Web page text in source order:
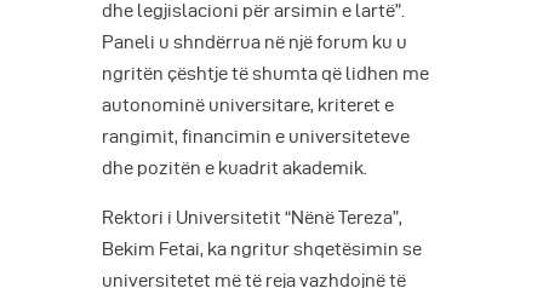
dhe legjislacioni për arsimin e lartë”.
Paneli u shndërrua në një forum ku u
ngritën çështje të shumta që lidhen me
autonominë universitare, kriteret e
rangimit, financimin e universiteteve
dhe pozitën e kuadrit akademik.
Rektori i Universitetit “Nënë Tereza”,
Bekim Fetai, ka ngritur shqetësimin se
universitetet më të reja vazhdojnë të